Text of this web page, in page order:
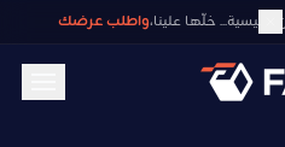
خلّها علينا،واطلب عرضك